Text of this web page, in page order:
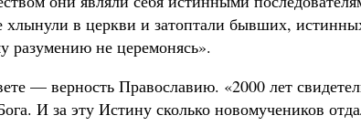
в церкви и затоптали бывших,
разумению не церемонясь».
— верность Православию. «2000 лет
И за эту Истину сколько новомучеников